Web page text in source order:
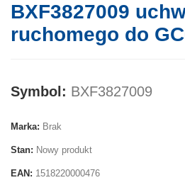
BXF3827009
ruchomego do
Symbol: BXF3827009
Marka: Brak
Stan: Nowy produkt
EAN: 1518220000476